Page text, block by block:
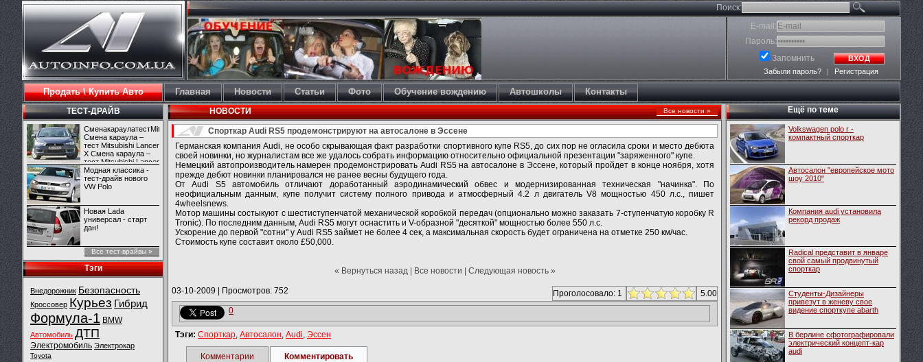
Поиск:
E-mail:
Пароль:
Запомнить
ВХОД
Забыли пароль?
| Регистрация
Продать \ Купить Авто Главная Новости Статьи Фото Обучение вождению Автошколы Контакты
ТЕСТ-ДРАЙВ
СменакараулатестMitsubishiLancerX
Смена караула –
тест Mitsubishi Lancer
X Смена караула –
тест Mitsubishi Lancer
X
Модная классика -
тест-драйв нового
VW Polo
Новая Lada
универсал - старт
дан!
Все тест-врайвы »
Тэги
Внедорожник Безопасность
Кроссовер Курьез Гибрид
Формула-1 BMW
Автомобиль ДТП
Электромобиль Электрокар
Toyota
НОВОСТИ Все новости »
Спорткар Audi RS5 продемонстрируют на автосалоне в Эссене
Германская компания Audi, не особо скрывающая факт разработки спортивного купе RS5, до сих пор не огласила сроки и место дебюта
своей новинки, но журналистам все же удалось собрать информацию относительно официальной презентации "заряженного" купе.
Немецкий автопроизводитель намерен продемонстрировать Audi RS5 на автосалоне в Эссене, который пройдет в конце ноября, хотя
прежде дебют новинки планировался не ранее весны будущего года.
От Audi S5 автомобиль отличают доработанный аэродинамический обвес и модернизированная техническая "начинка". По
неофициальным данным, купе получит систему полного привода и атмосферный 4.2 л двигатель V8 мощностью 450 л.с., пишет
4wheelsnews.
Мотор машины состыкуют с шестиступенчатой механической коробкой передач (опционально можно заказать 7-ступенчатую коробку R
Tronic). По последним данным, Audi RS5 могут оснастить и V-образной "десяткой" мощностью более 550 л.с.
Ускорение до первой "сотни" у Audi RS5 займет не более 4 сек, а максимальная скорость будет ограничена на отметке 250 км/час.
Стоимость купе составит около £50,000.
« Вернуться назад| Все новости Следующая новость »
03-10-2009 Просмотров: 752 Проголосовало: 1
5.00
0
Тэги: Спорткар, Автосалон, Audi, Эссен
Комментарии Комментировать
Ещё по теме
Volkswagen polo r -
компактный спорткар
Автосалон "европейское мото
шоу 2010"
Компания audi установила
рекорд продаж
Radical представит в январе
свой самый продвинутый
спорткар
Студенты-Дизайнеры
привезут в женеву свое
видение спорткупе abarth
В берлине сфотографировали
электрический концепт-кар
audi